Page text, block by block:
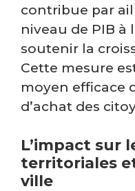
contribue par
niveau de PIB à
soutenir la
Cette mesure
moyen efficace
d’achat des
L’impact sur
territoriales
ville